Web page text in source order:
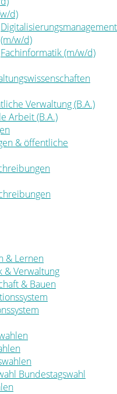
Unternehmen
im Landkreis
Sport und Kultur
Senioren
d)
Digitalisierungsmanagement
(m/w/d)
Fachinformatik (m/w/d)
Verwaltung (B.A.)
Arbeit (B.A.)
& öffentliche
& Lernen
& Verwaltung
& Bauen
Bundestagswahl